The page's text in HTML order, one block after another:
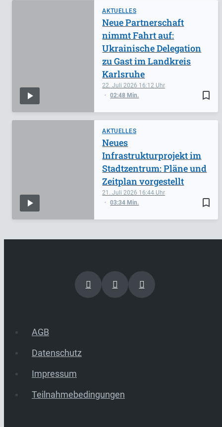
AKTUELLES
bookmark_border
22. Juli 2026 16:12
02:48 Min.
Neue Partnerschaft
nimmt Fahrt auf:
Ukrainische Delegation
zu Gast im Landkreis
Karlsruhe
AKTUELLES
bookmark_border
21. Juli 2026 16:44
03:34 Min.
Neues
Infrastrukturprojekt im
Stadtzentrum: Pläne und
Zeitplan vorgestellt
AGB
Datenschutz
Impressum
Teilnahmebedingungen